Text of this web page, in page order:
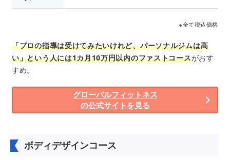
※全て税込価格
「プロの指導は受けてみたいけれど、パーソナルジムは高
い」という人には1カ月10万円以内のファストコースがおす
すめ。
グローバルフィットネス
の公式サイトを見る
ボディデザインコース